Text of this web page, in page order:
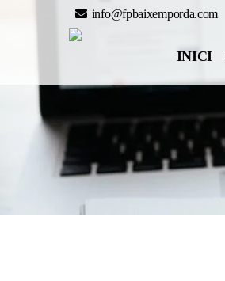
info@fpbaixemporda.com
INICI